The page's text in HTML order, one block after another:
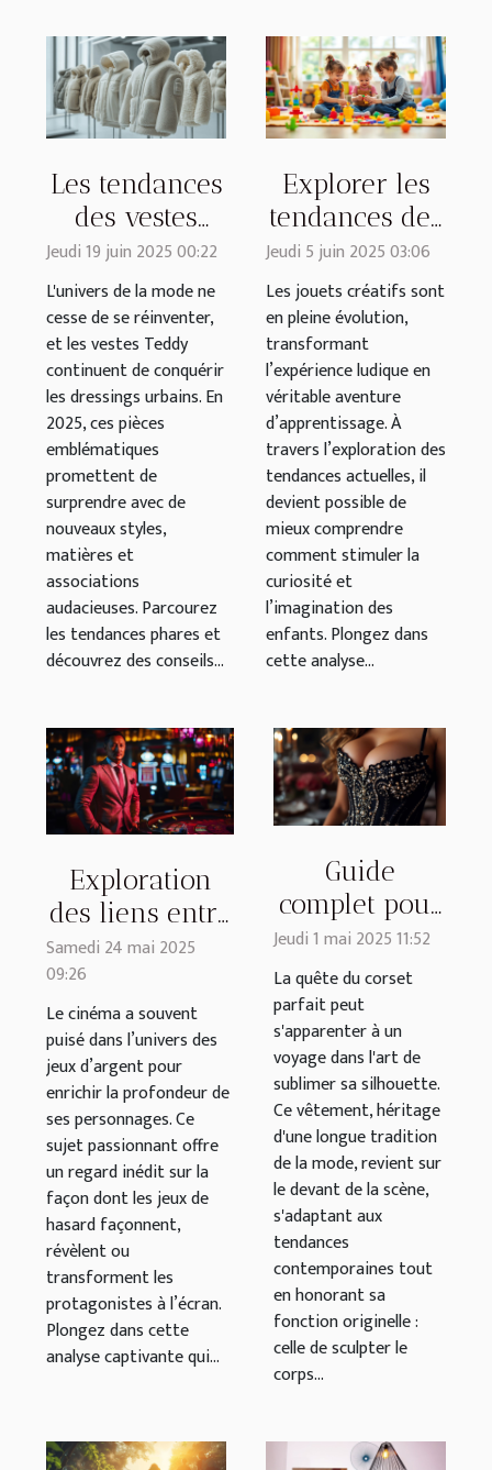
Les tendances
des vestes
Teddy pour
2025 : styles
et conseils
Jeudi 19 juin 2025 00:22
L'univers de la mode ne
cesse de se réinventer,
et les vestes Teddy
continuent de conquérir
les dressings urbains. En
2025, ces pièces
emblématiques
promettent de
surprendre avec de
nouveaux styles,
matières et
associations
audacieuses. Parcourez
les tendances phares et
découvrez des conseils...
Explorer les
tendances des
jouets créatifs
pour enfants
Jeudi 5 juin 2025 03:06
Les jouets créatifs sont
en pleine évolution,
transformant
l’expérience ludique en
véritable aventure
d’apprentissage. À
travers l’exploration des
tendances actuelles, il
devient possible de
mieux comprendre
comment stimuler la
curiosité et
l’imagination des
enfants. Plongez dans
cette analyse...
Exploration
des liens entre
jeux d'argent
développement
de
personnages
au cinéma
Samedi 24 mai 2025
09:26
Le cinéma a souvent
puisé dans l’univers des
jeux d’argent pour
enrichir la profondeur de
ses personnages. Ce
sujet passionnant offre
un regard inédit sur la
façon dont les jeux de
hasard façonnent,
révèlent ou
transforment les
protagonistes à l’écran.
Plongez dans cette
analyse captivante qui...
Guide
complet pour
choisir un
corset qui
met en
valeur
Jeudi 1 mai 2025 11:52
La quête du corset
parfait peut
s'apparenter à un
voyage dans l'art de
sublimer sa silhouette.
Ce vêtement, héritage
d'une longue tradition
de la mode, revient sur
le devant de la scène,
s'adaptant aux
tendances
contemporaines tout
en honorant sa
fonction originelle :
celle de sculpter le
corps...